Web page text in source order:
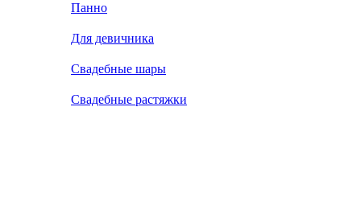
Панно
Для девичника
Свадебные шары
Свадебные растяжки